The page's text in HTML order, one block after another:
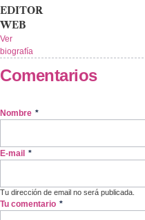
EDITOR
WEB
Ver
biografía
Comentarios
Nombre *
E-mail *
Tu dirección de email no será publicada.
Tu comentario *